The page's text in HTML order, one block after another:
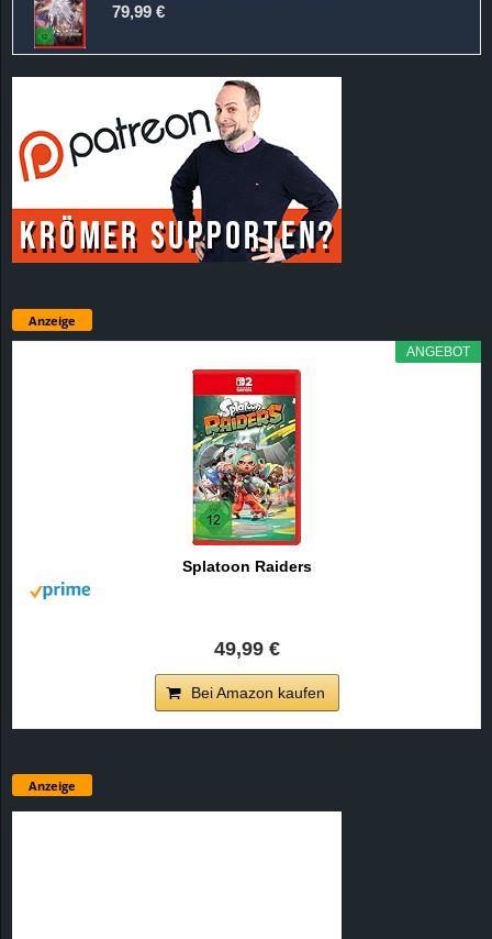
79,99 €
Anzeige
ANGEBOT
Splatoon Raiders
49,99 €
Bei Amazon kaufen
Anzeige